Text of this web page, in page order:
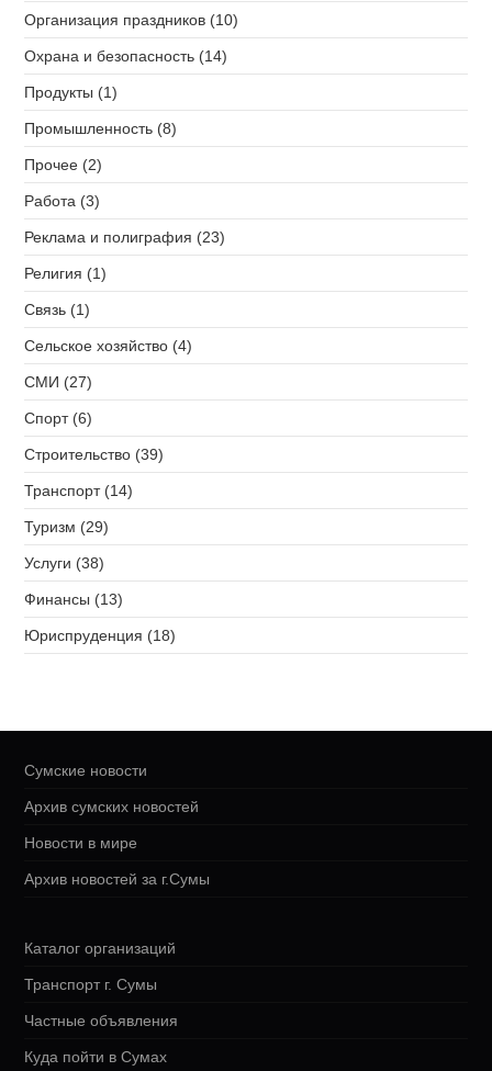
Организация праздников (10)
Охрана и безопасность (14)
Продукты (1)
Промышленность (8)
Прочее (2)
Работа (3)
Реклама и полиграфия (23)
Религия (1)
Связь (1)
Сельское хозяйство (4)
СМИ (27)
Спорт (6)
Строительство (39)
Транспорт (14)
Туризм (29)
Услуги (38)
Финансы (13)
Юриспруденция (18)
Сумские новости
Архив сумских новостей
Новости в мире
Архив новостей за г.Сумы
Каталог организаций
Транспорт г. Сумы
Частные объявления
Куда пойти в Сумах